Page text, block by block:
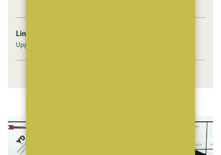
Linda Kante
Uppdaterad: 13 June 2016